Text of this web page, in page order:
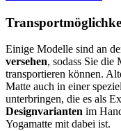
Einige Modelle sind an
versehen, sodass Sie die
transportieren können.
Matte auch in einer
unterbringen, die es als
Designvarianten im
Yogamatte mit dabei ist.